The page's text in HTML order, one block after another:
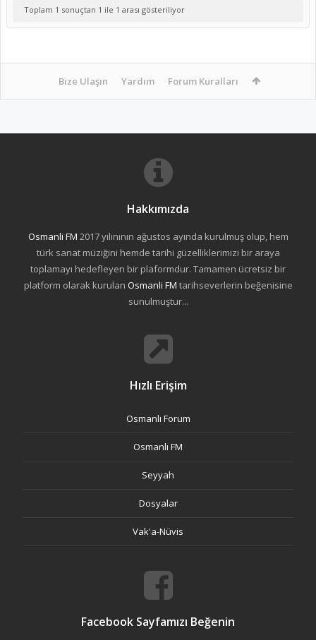
Toplam 1 sonuçtan 1 ile 1 arası gösteriliyor
Bize Ulaşın Yardım Forum Kuralları
Hakkımızda
Osmanli FM 2017 yılınının ağustos ayında kurulmuş olup, hem
türk sanat müziğini hemde tarihi güzelliklerimizi bir araya
toplamayı hedefleyen bir plaformdur. Tamamen ücretsiz bir
platform olarak kurulan Osmanli FM tarihseverlerin beğenisine
sunulmuştur...
Hızlı Erişim
Osmanlı Forum
Osmanlı FM
Seyyah
Dosyalar
Vak'a-Nüvis
Facebook Sayfamızı Beğenin